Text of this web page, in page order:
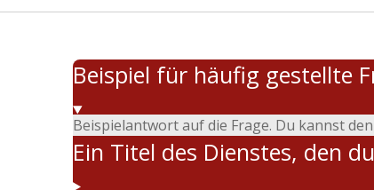
Beispiel für häufig gestellte
Beispielantwort auf die Frage. Du kannst
Ein Titel des Dienstes, den